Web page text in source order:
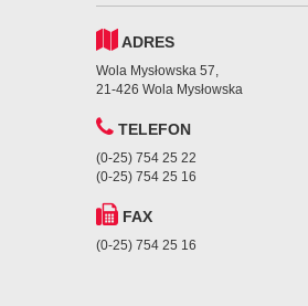
ADRES
Wola Mysłowska 57,
21-426 Wola Mysłowska
TELEFON
(0-25) 754 25 22
(0-25) 754 25 16
FAX
(0-25) 754 25 16